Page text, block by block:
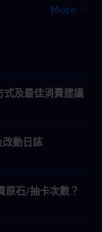
More
式及最佳消費建議
改動日誌
原石/抽卡次數？